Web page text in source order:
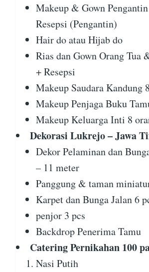
Makeup & Gown
Resepsi (Pengantin)
Hair do atau Hijab do
Rias dan Gown Orang Tua
+ Resepsi
Makeup Saudara Kandung
Makeup Penjaga Buku
Makeup Keluarga Inti 8
Dekorasi Lukrejo – Jawa
Dekor Pelaminan dan
– 11 meter
Panggung & taman
Karpet dan Bunga Jalan 6
penjor 3 pcs
Backdrop Penerima Tamu
Catering Pernikahan 100
Nasi Putih